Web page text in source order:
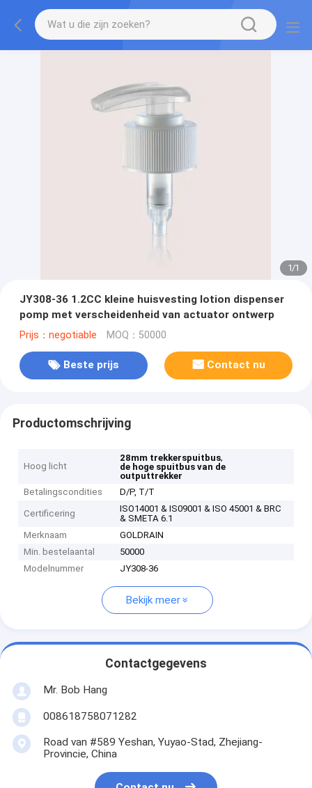
1/1
JY308-36 1.2CC kleine huisvesting lotion dispenser
pomp met verscheidenheid van actuator ontwerp
Prijs：negotiable MOQ：50000
Beste prijs Contact nu
Productomschrijving
Hoog licht
28mm trekkerspuitbus,
de hoge spuitbus van de
outputtrekker
Betalingscondities
D/P, T/T
Certificering
ISO14001 & IS09001 & ISO 45001 & BRC
& SMETA 6.1
Merknaam
GOLDRAIN
Min. bestelaantal
50000
Modelnummer
JY308-36
Bekijk meer
Contactgegevens
Mr. Bob Hang
008618758071282
Road van #589 Yeshan, Yuyao-Stad, Zhejiang-
Provincie, China